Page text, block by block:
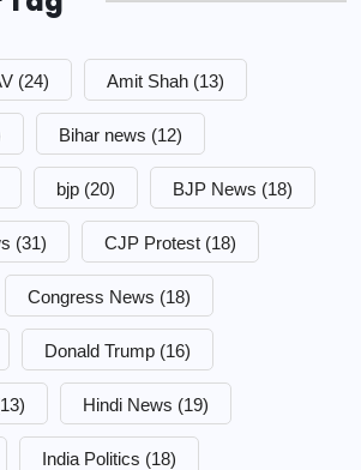
(24) Amit Shah (13)
Bihar news (12)
bjp (20) BJP News (18)
(31) CJP Protest (18)
Congress News (18)
Donald Trump (16)
Hindi News (19)
India Politics (18)